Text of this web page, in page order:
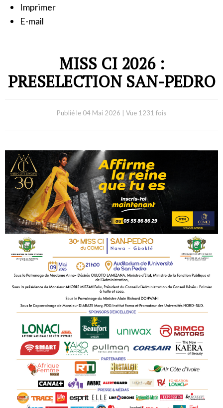
Imprimer
E-mail
MISS CI 2026 :
PRESELECTION SAN-PEDRO
Publié le 04 Mai 2026 | Vue 1231 fois